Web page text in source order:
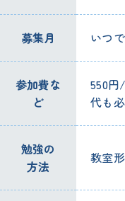
募集月 いつ
参加費な
ど
550円/
代も
勉強の
方法
教室